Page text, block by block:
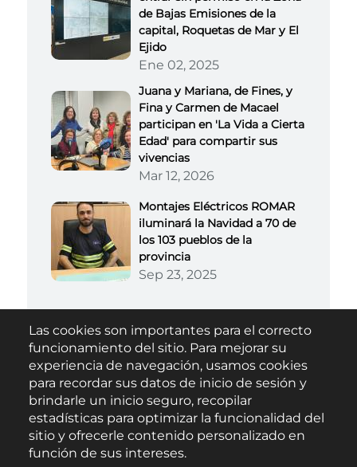
de Bajas Emisiones de la
capital, Roquetas de Mar y El
Ejido
Ene 02, 2025
Juana y Mariana, de Fines, y
Fina y Carmen de Macael
participan en 'La Vida a Cierta
Edad' para compartir sus
vivencias
Mar 12, 2026
Montajes Eléctricos ROMAR
iluminará la Navidad a 70 de
los 103 pueblos de la
provincia
Sep 23, 2025
Buscar
Las cookies son importantes para el correcto
funcionamiento del sitio. Para mejorar su
experiencia de navegación, usamos cookies
para recordar sus datos de inicio de sesión y
brindarle un inicio seguro, recopilar
estadísticas para optimizar la funcionalidad del
sitio y ofrecerle contenido personalizado en
función de sus intereses.